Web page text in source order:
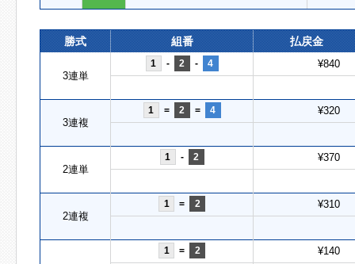
勝式 組番 払戻金
3連単
1 - 2 - 4 ¥840
3連複
1 = 2 = 4 ¥320
2連単
1 - 2 ¥370
2連複
1 = 2 ¥310
1 = 2 ¥140